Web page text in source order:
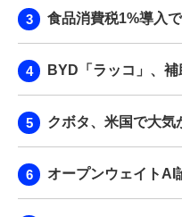
食品消費税1%導入
BYD「ラッコ」、
クボタ、米国で大気
オープンウェイトAI